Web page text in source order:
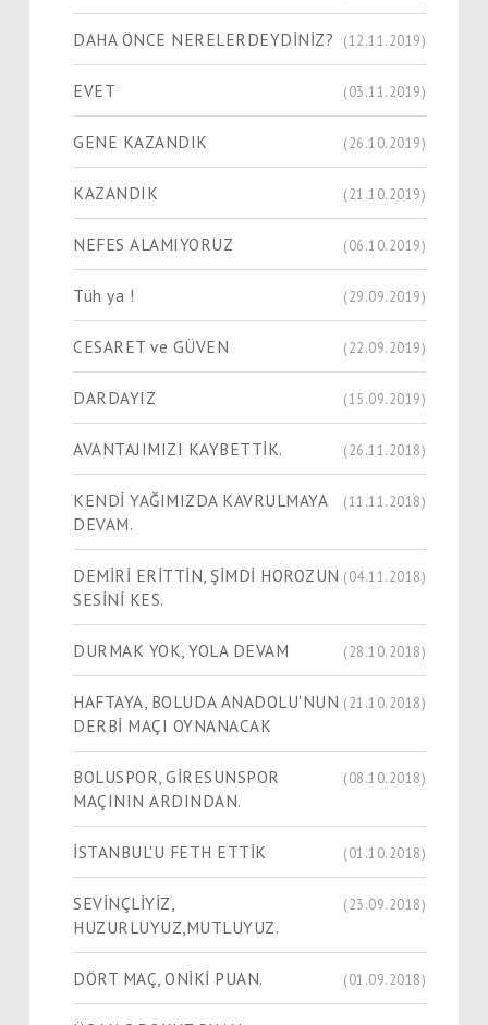
DAHA ÖNCE NERELERDEYDİNİZ? (12.11.2019)
EVET (03.11.2019)
GENE KAZANDIK (26.10.2019)
KAZANDIK (21.10.2019)
NEFES ALAMIYORUZ (06.10.2019)
Tüh ya ! (29.09.2019)
CESARET ve GÜVEN (22.09.2019)
DARDAYIZ (15.09.2019)
AVANTAJIMIZI KAYBETTİK. (26.11.2018)
KENDİ YAĞIMIZDA KAVRULMAYA
DEVAM.
(11.11.2018)
DEMİRİ ERİTTİN, ŞİMDİ HOROZUN
SESİNİ KES.
(04.11.2018)
DURMAK YOK, YOLA DEVAM (28.10.2018)
HAFTAYA, BOLUDA ANADOLU'NUN
DERBİ MAÇI OYNANACAK
(21.10.2018)
BOLUSPOR, GİRESUNSPOR
MAÇININ ARDINDAN.
(08.10.2018)
İSTANBUL'U FETH ETTİK (01.10.2018)
SEVİNÇLİYİZ,
HUZURLUYUZ,MUTLUYUZ.
(23.09.2018)
DÖRT MAÇ, ONİKİ PUAN. (01.09.2018)